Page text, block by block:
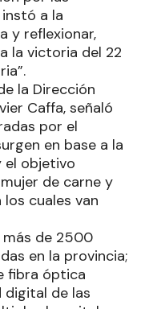
a la
y reflexionar,
la victoria del 22
la Dirección
Caffa, señaló
por el
en base a la
el objetivo
de carne y
cuales van
más de 2500
en la provincia;
fibra óptica
de las